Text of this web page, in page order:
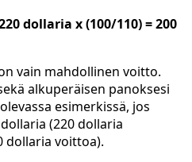
dollaria x (100/110) = 200
vain mahdollinen voitto.
alkuperäisen panoksesi
esimerkissä, jos
(220 dollaria
dollaria voittoa).